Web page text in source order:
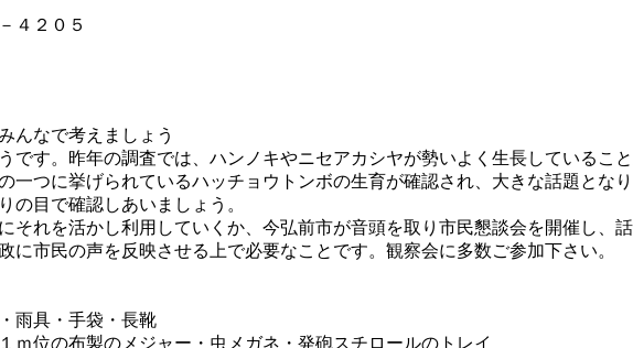
４２０５
んなで考えましょう
す。昨年の調査では、ハンノキやニセアカシヤが勢いよく生長しているこ
一つに挙げられているハッチョウトンボの生育が確認され、大きな話題とな
の目で確認しあいましょう。
れを活かし利用していくか、今弘前市が音頭を取り市民懇談会を開催し、
市民の声を反映させる上で必要なことです。観察会に多数ご参加下さい。
時
雨具・手袋・長靴
製のメジャー・虫メガネ・発砲スチロールのトレイ